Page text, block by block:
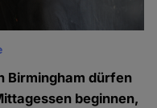
Birmingham dürfen
beginnen,